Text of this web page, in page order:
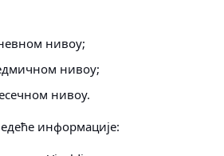
нивоу;
нивоу;
нивоу.
информације: